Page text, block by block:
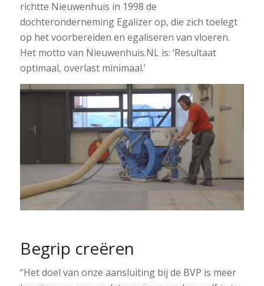
richtte Nieuwenhuis in 1998 de
dochteronderneming Egalizer op, die zich toelegt
op het voorbereiden en egaliseren van vloeren.
Het motto van Nieuwenhuis.NL is: ‘Resultaat
optimaal, overlast minimaal.’
Begrip creëren
“Het doel van onze aansluiting bij de BVP is meer